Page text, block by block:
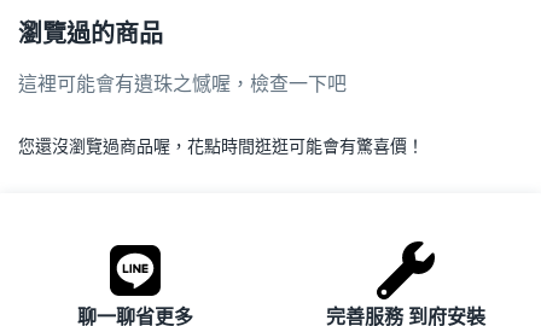
瀏覽過的商品
這裡可能會有遺珠之憾喔，檢查一下吧
您還沒瀏覽過商品喔，花點時間逛逛可能會有驚喜價！
聊一聊省更多 完善服務 到府安裝